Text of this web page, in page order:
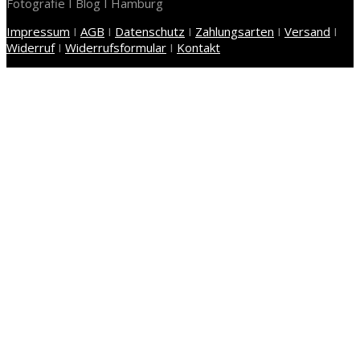
Fotografie I Blog I Hamburg
Impressum I AGB I Datenschutz I Zahlungsarten I Versand I
WiderrufI Widerrufsformular I Kontakt